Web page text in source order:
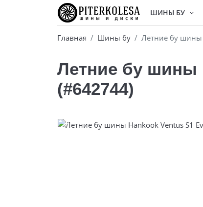
ШИНЫ БУ
Главная Шины бу Летние бу шины
Летние бу шины
(#642744)